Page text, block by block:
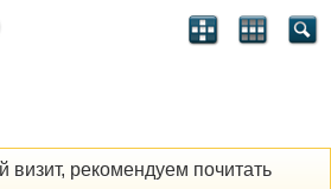
рекомендуем почитать